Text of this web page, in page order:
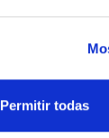
Permitir todas